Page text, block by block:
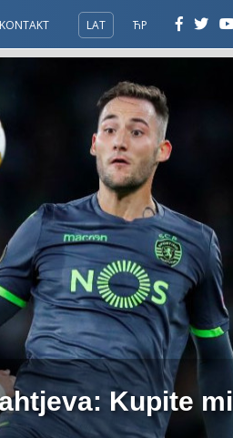
KONTAKT LAT ЋР
Kupite mi